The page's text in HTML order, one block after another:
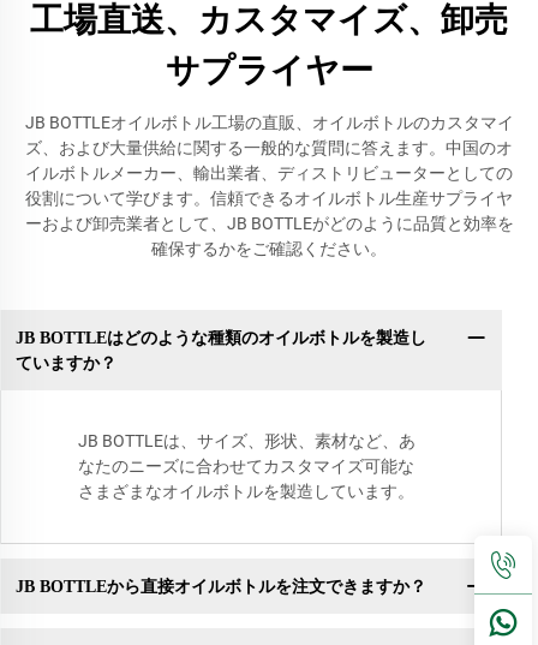
工場直送、カスタマイズ、卸売
サプライヤー
JB BOTTLEオイルボトル工場の直販、オイルボトルのカスタマイ
ズ、および大量供給に関する一般的な質問に答えます。中国のオ
イルボトルメーカー、輸出業者、ディストリビューターとしての
役割について学びます。信頼できるオイルボトル生産サプライヤ
ーおよび卸売業者として、JB BOTTLEがどのように品質と効率を
確保するかをご確認ください。
JB BOTTLEはどのような種類のオイルボトルを製造し
ていますか？
JB BOTTLEは、サイズ、形状、素材など、あ
なたのニーズに合わせてカスタマイズ可能な
さまざまなオイルボトルを製造しています。
JB BOTTLEから直接オイルボトルを注文できますか？